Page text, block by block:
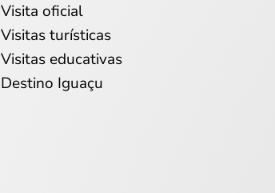
Visita oficial
Visitas turísticas
Visitas educativas
Destino Iguaçu